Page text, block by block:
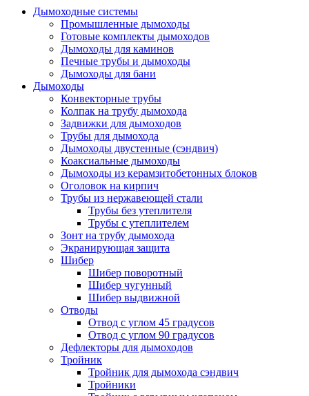
Дымоходные системы
Промышленные дымоходы
Готовые комплекты дымоходов
Дымоходы для каминов
Печные трубы и дымоходы
Дымоходы для бани
Дымоходы
Конвекторные трубы
Колпак на трубу дымохода
Задвижки для дымоходов
Трубы для дымохода
Дымоходы двустенные (сэндвич)
Коаксиальные дымоходы
Дымоходы из керамзитобетонных блоков
Оголовок на кирпич
Трубы из нержавеющей стали
Трубы без утеплителя
Трубы с утеплителем
Зонт на трубу дымохода
Экранирующая защита
Шибер
Шибер поворотный
Шибер чугунный
Шибер выдвижной
Отводы
Отвод с углом 45 градусов
Отвод с углом 90 градусов
Дефлекторы для дымоходов
Тройник
Тройник для дымохода сэндвич
Тройники